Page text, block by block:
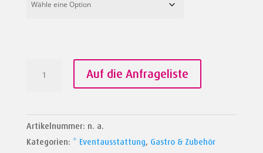
Menge
Auf die Anfrageliste
Artikelnummer: n. a.
Kategorien: * Eventausstattung, Gastro & Zubehör